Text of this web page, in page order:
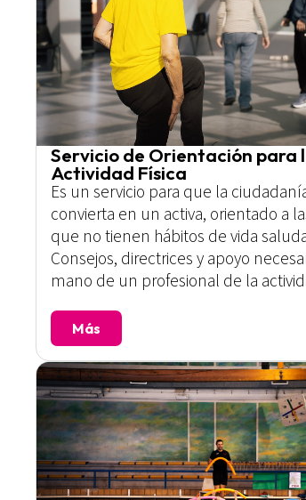
Servicio de Orientación para
Actividad Física
Es un servicio para que la
convierta en un activa, orientado a
que no tienen hábitos de vida
Consejos, directrices y apoyo
mano de un profesional de la
Más